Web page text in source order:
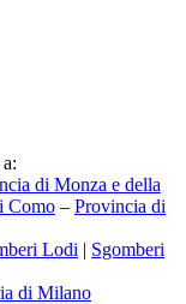
di Monza e della
Como – Provincia di
Lodi | Sgomberi
di Milano